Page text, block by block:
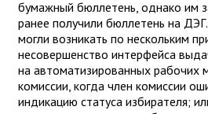
бумажный бюллетень, однако им
ранее получили бюллетень на
могли возникать по нескольким
несовершенство интерфейса
на автоматизированных рабочих
комиссии, когда член комиссии
индикацию статуса избирателя;